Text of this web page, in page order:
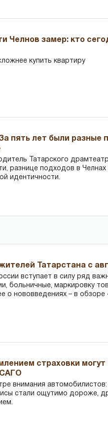
Челнов замер: кто
купить квартиру
пять лет были разные
Татарского
разнице подходов в Челнах
идентичности.
Татарстана с
вступает в силу ряд
больничные, маркировку
о нововведениях – в обзоре
страховки могут
внимания
стали ощутимо дороже,